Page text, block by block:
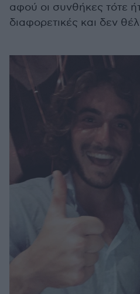
αφού οι συνθήκες τότε
διαφορετικές και δεν